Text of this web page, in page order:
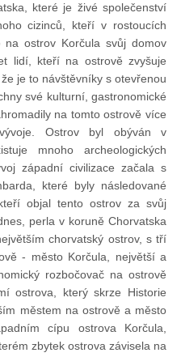
které je živé společenství
cizinců, kteří v rostoucích
ostrov Korčula svůj domov
lidí, kteří na ostrově zvyšuje
je to návštěvníky s otevřenou
své kulturní, gastronomické
na tomto ostrově více
Ostrov byl obýván v
mnoho archeologických
západní civilizace začala s
které byly následované
objal tento ostrov za svůj
perla v koruně Chorvatska
chorvatský ostrov, s tří
- město Korčula, největší a
rozbočovač na ostrově
ostrova, který skrze Historie
městem na ostrově a město
cípu ostrova Korčula,
zbytek ostrova závisela na